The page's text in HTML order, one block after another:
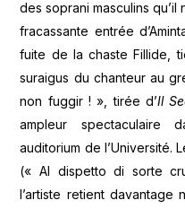
des soprani masculins
fracassante entrée
fuite de la chaste Fillide,
suraigus du chanteur au
non fuggir ! », tirée d’Il
ampleur spectaculaire
auditorium de l’Université.
(« Al dispetto di sorte
l’artiste retient davantage